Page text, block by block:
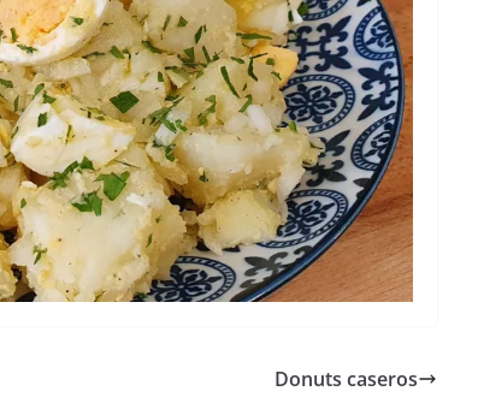
Donuts caseros